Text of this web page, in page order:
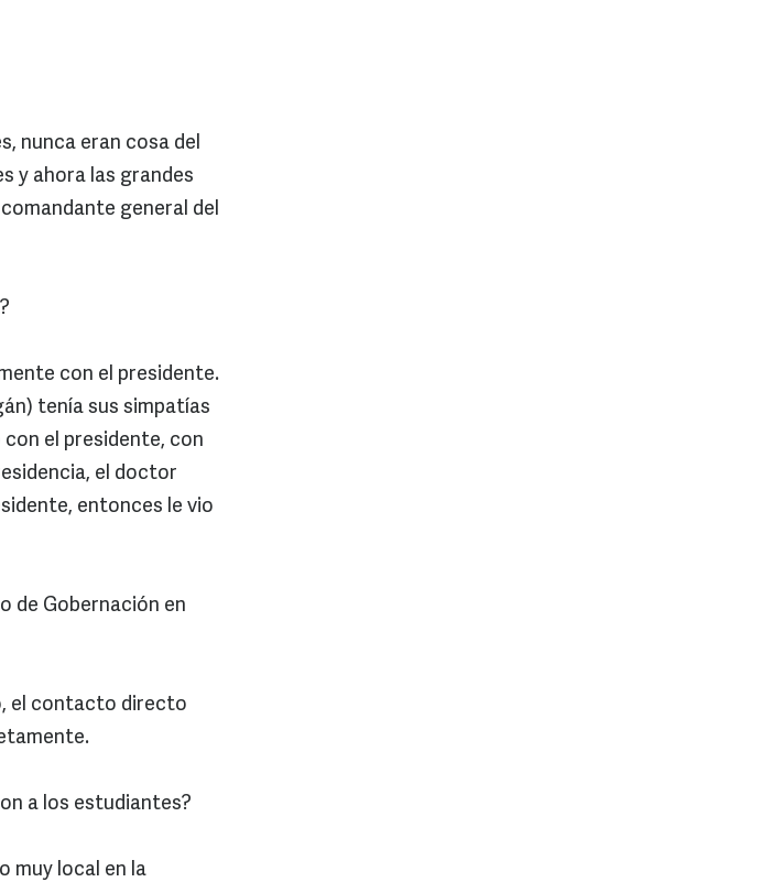
nunca eran cosa del
y ahora las grandes
general del
con el presidente.
tenía sus simpatías
el presidente, con
el doctor
entonces le vio
de Gobernación en
el contacto directo
a los estudiantes?
muy local en la